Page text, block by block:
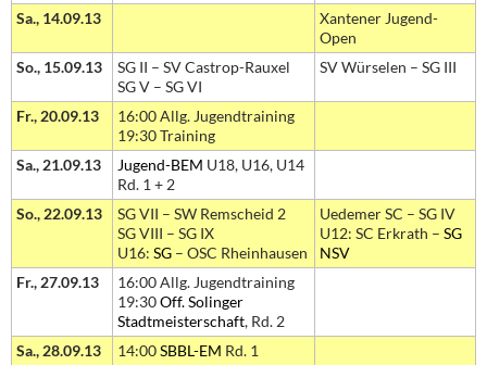
Sa., 14.09.13
Xantener Jugend-
Open
So., 15.09.13
SG II – SV Castrop-Rauxel
SG V – SG VI
SV Würselen – SG III
Fr., 20.09.13
16:00 Allg. Jugendtraining
19:30 Training
Sa., 21.09.13
Jugend-BEM U18, U16, U14
Rd. 1 + 2
So., 22.09.13
SG VII – SW Remscheid 2
SG VIII – SG IX
U16: SG – OSC Rheinhausen
Uedemer SC – SG IV
U12: SC Erkrath – SG
NSV
Fr., 27.09.13
16:00 Allg. Jugendtraining
19:30Off. Solinger
Stadtmeisterschaft, Rd. 2
Sa., 28.09.13
14:00SBBL-EM Rd. 1